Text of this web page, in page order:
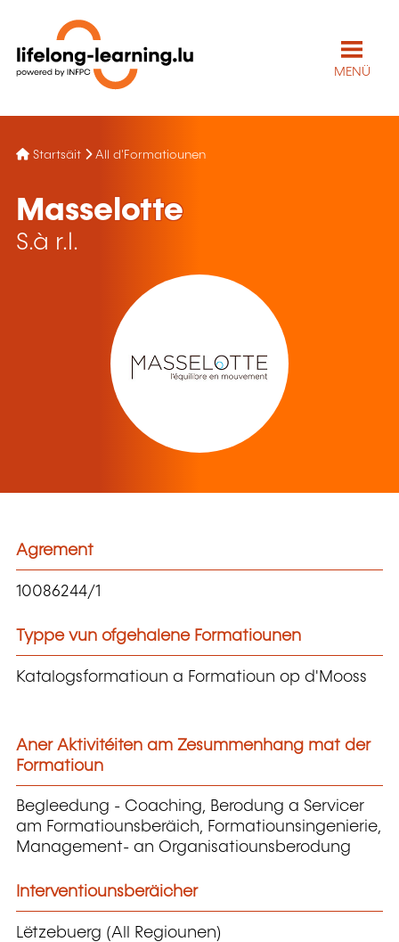
MENÜ
Startsäit All d'Formatiounen
Masselotte
S.à r.l.
Agrement
10086244/1
Typpe vun ofgehalene Formatiounen
Katalogsformatioun a Formatioun op d'Mooss
Aner Aktivitéiten am Zesummenhang mat der
Formatioun
Begleedung - Coaching, Berodung a Servicer
am Formatiounsberäich, Formatiounsingenierie,
Management- an Organisatiounsberodung
Interventiounsberäicher
Lëtzebuerg (All Regiounen)